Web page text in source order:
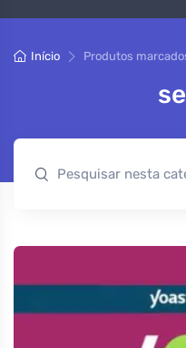
Início Produtos